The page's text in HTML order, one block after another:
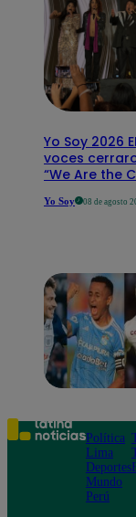
Yo Soy 2026
voces
“We Are the
Yo Soy 08 de agosto
Política
Lima
Deportes
Mundo
Perú